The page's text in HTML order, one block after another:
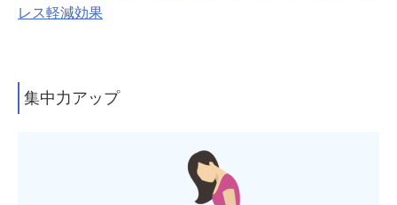
レス軽減効果
集中力アップ